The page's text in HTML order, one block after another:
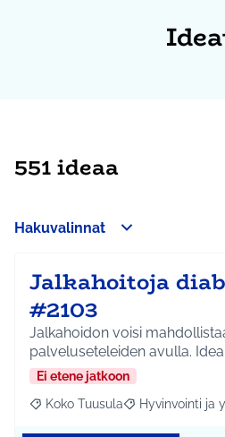
551 ideaa
Hakuvalinnat
Jalkahoitoja
#2103
Jalkahoidon voisi
palveluseteleiden avulla.
Ei etene jatkoon
Rajaa tulokset aihepiirin mukaan:
Koko Tuusula Rajaa tulokset
Hyvinvointi ja